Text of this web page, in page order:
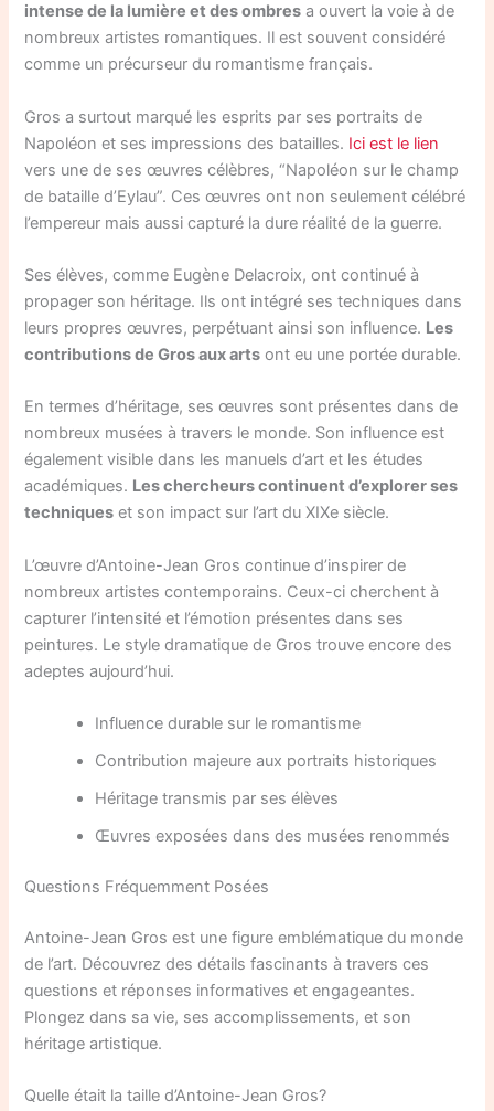
intense de la lumière et des ombres a ouvert la voie à de
nombreux artistes romantiques. Il est souvent considéré
comme un précurseur du romantisme français.
Gros a surtout marqué les esprits par ses portraits de
Napoléon et ses impressions des batailles. Ici est le lien
vers une de ses œuvres célèbres, “Napoléon sur le champ
de bataille d’Eylau”. Ces œuvres ont non seulement célébré
l’empereur mais aussi capturé la dure réalité de la guerre.
Ses élèves, comme Eugène Delacroix, ont continué à
propager son héritage. Ils ont intégré ses techniques dans
leurs propres œuvres, perpétuant ainsi son influence. Les
contributions de Gros aux arts ont eu une portée durable.
En termes d’héritage, ses œuvres sont présentes dans de
nombreux musées à travers le monde. Son influence est
également visible dans les manuels d’art et les études
académiques. Les chercheurs continuent d’explorer ses
techniques et son impact sur l’art du XIXe siècle.
L’œuvre d’Antoine-Jean Gros continue d’inspirer de
nombreux artistes contemporains. Ceux-ci cherchent à
capturer l’intensité et l’émotion présentes dans ses
peintures. Le style dramatique de Gros trouve encore des
adeptes aujourd’hui.
Influence durable sur le romantisme
Contribution majeure aux portraits historiques
Héritage transmis par ses élèves
Œuvres exposées dans des musées renommés
Questions Fréquemment Posées
Antoine-Jean Gros est une figure emblématique du monde
de l’art. Découvrez des détails fascinants à travers ces
questions et réponses informatives et engageantes.
Plongez dans sa vie, ses accomplissements, et son
héritage artistique.
Quelle était la taille d’Antoine-Jean Gros?